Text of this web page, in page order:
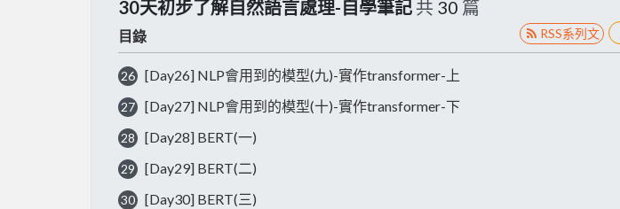
30天初步了解自然語言處理-自學筆記 共 30 篇
目錄 RSS系列文
26 [Day26] NLP會用到的模型(九)-實作transformer-上
27 [Day27] NLP會用到的模型(十)-實作transformer-下
28 [Day28] BERT(一)
29 [Day29] BERT(二)
30
[Day30] BERT(三)